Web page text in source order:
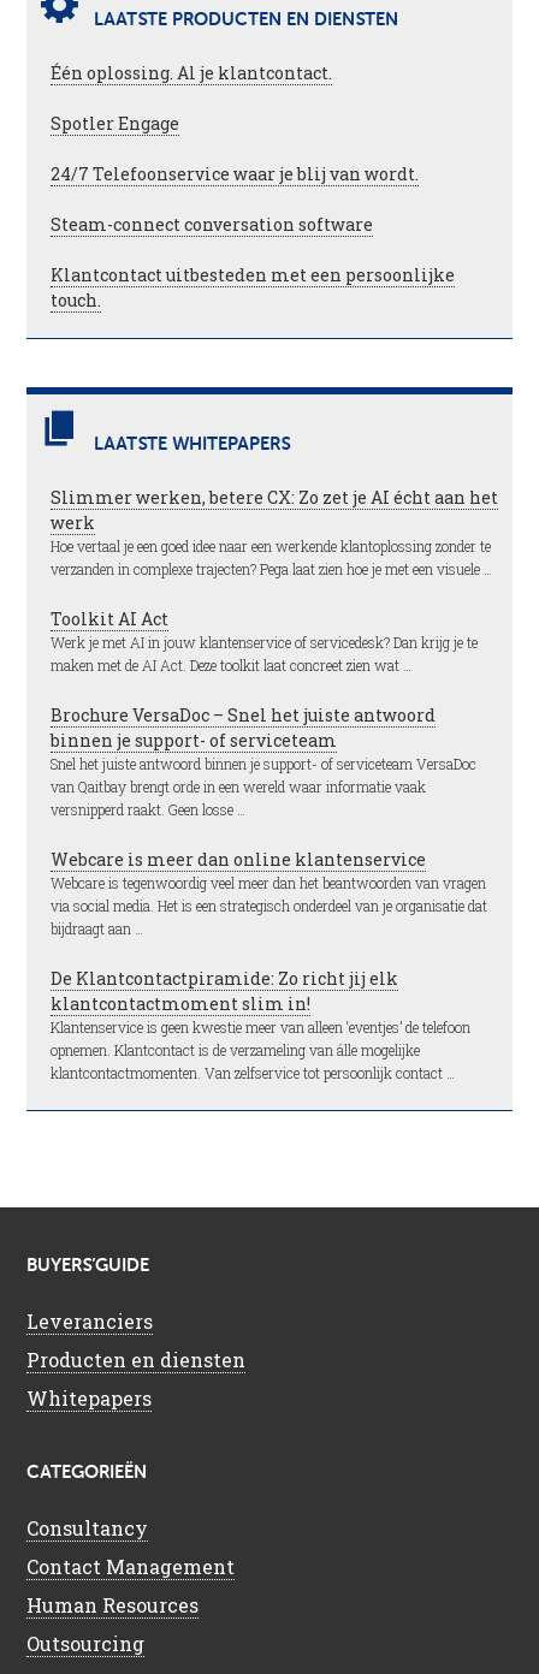
LAATSTE PRODUCTEN EN DIENSTEN
Één oplossing. Al je klantcontact.
Spotler Engage
24/7 Telefoonservice waar je blij van wordt.
Steam-connect conversation software
Klantcontact uitbesteden met een persoonlijke
touch.
LAATSTE WHITEPAPERS
Slimmer werken, betere CX: Zo zet je AI écht aan het
werk
Hoe vertaal je een goed idee naar een werkende klantoplossing zonder te
verzanden in complexe trajecten? Pega laat zien hoe je met een visuele …
Toolkit AI Act
Werk je met AI in jouw klantenservice of servicedesk? Dan krijg je te
maken met de AI Act. Deze toolkit laat concreet zien wat …
Brochure VersaDoc – Snel het juiste antwoord
binnen je support- of serviceteam
Snel het juiste antwoord binnen je support- of serviceteam VersaDoc
van Qaitbay brengt orde in een wereld waar informatie vaak
versnipperd raakt. Geen losse …
Webcare is meer dan online klantenservice
Webcare is tegenwoordig veel meer dan het beantwoorden van vragen
via social media. Het is een strategisch onderdeel van je organisatie dat
bijdraagt aan …
De Klantcontactpiramide: Zo richt jij elk
klantcontactmoment slim in!
Klantenservice is geen kwestie meer van alleen ‘eventjes’ de telefoon
opnemen. Klantcontact is de verzameling van álle mogelijke
klantcontactmomenten. Van zelfservice tot persoonlijk contact …
BUYERS’GUIDE
Leveranciers
Producten en diensten
Whitepapers
CATEGORIEËN
Consultancy
Contact Management
Human Resources
Outsourcing